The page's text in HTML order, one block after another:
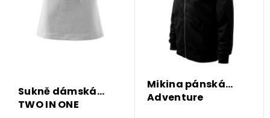
Sukně dámská
TWO IN ONE
Mikina pánská
Adventure